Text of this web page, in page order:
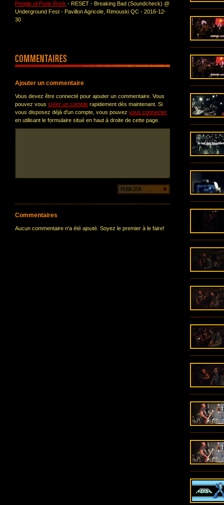
People of Punk Rock - RESET - Breaking Bad (Soundcheck) @
Underground Fest - Pavillon Agricole, Rimouski QC - 2016-12-
30
Ajouter un commentaire
Vous devez être connecté pour ajouter un commentaire. Vous
pouvez vous créer un compte rapidement dès maintenant. Si
vous disposez déjà d'un compte, vous pouvez vous connecter
en utilisant le formulaire situé en haut à droite de cette page.
Commentaires
Aucun commentaire n'a été ajouté. Soyez le premier à le faire!